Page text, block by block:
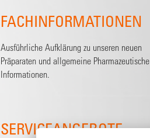
FACHINFORMATIONEN
Ausführliche Aufklärung zu unseren neuen
Präparaten und allgemeine Pharmazeutische
Informationen.
SERVICEANGEBOTE